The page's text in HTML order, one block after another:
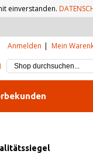
einverstanden.
Anmelden
Mein